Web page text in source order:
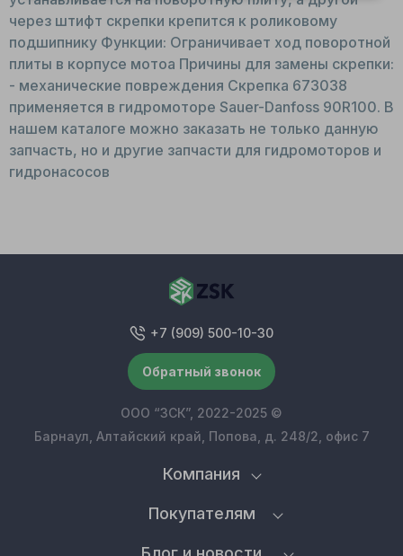
через штифт скрепки крепится к роликовому
подшипнику Функции: Ограничивает ход поворотной
плиты в корпусе мотоа Причины для замены скрепки:
- механические повреждения Скрепка 673038
применяется в гидромоторе Sauer-Danfoss 90R100. В
нашем каталоге можно заказать не только данную
запчасть, но и другие запчасти для гидромоторов и
гидронасосов
Компания
Покупателям
+7 (909) 500-10-30
Обратный звонок
ООО “ЗСК”, 2022-2025 ©
Барнаул, Алтайский край, Попова, д. 248/2, офис 7